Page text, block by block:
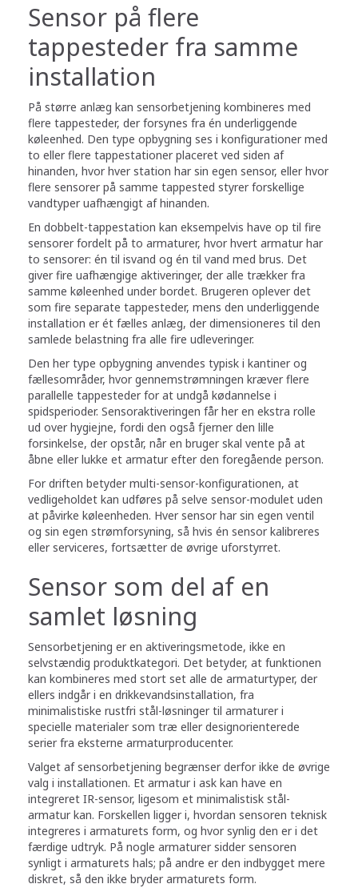
Sensor på flere
tappesteder fra samme
installation
På større anlæg kan sensorbetjening kombineres med
flere tappesteder, der forsynes fra én underliggende
køleenhed. Den type opbygning ses i konfigurationer med
to eller flere tappestationer placeret ved siden af
hinanden, hvor hver station har sin egen sensor, eller hvor
flere sensorer på samme tappested styrer forskellige
vandtyper uafhængigt af hinanden.
En dobbelt-tappestation kan eksempelvis have op til fire
sensorer fordelt på to armaturer, hvor hvert armatur har
to sensorer: én til isvand og én til vand med brus. Det
giver fire uafhængige aktiveringer, der alle trækker fra
samme køleenhed under bordet. Brugeren oplever det
som fire separate tappesteder, mens den underliggende
installation er ét fælles anlæg, der dimensioneres til den
samlede belastning fra alle fire udleveringer.
Den her type opbygning anvendes typisk i kantiner og
fællesområder, hvor gennemstrømningen kræver flere
parallelle tappesteder for at undgå kødannelse i
spidsperioder. Sensoraktiveringen får her en ekstra rolle
ud over hygiejne, fordi den også fjerner den lille
forsinkelse, der opstår, når en bruger skal vente på at
åbne eller lukke et armatur efter den foregående person.
For driften betyder multi-sensor-konfigurationen, at
vedligeholdet kan udføres på selve sensor-modulet uden
at påvirke køleenheden. Hver sensor har sin egen ventil
og sin egen strømforsyning, så hvis én sensor kalibreres
eller serviceres, fortsætter de øvrige uforstyrret.
Sensor som del af en
samlet løsning
Sensorbetjening er en aktiveringsmetode, ikke en
selvstændig produktkategori. Det betyder, at funktionen
kan kombineres med stort set alle de armaturtyper, der
ellers indgår i en drikkevandsinstallation, fra
minimalistiske rustfri stål-løsninger til armaturer i
specielle materialer som træ eller designorienterede
serier fra eksterne armaturproducenter.
Valget af sensorbetjening begrænser derfor ikke de øvrige
valg i installationen. Et armatur i ask kan have en
integreret IR-sensor, ligesom et minimalistisk stål-
armatur kan. Forskellen ligger i, hvordan sensoren teknisk
integreres i armaturets form, og hvor synlig den er i det
færdige udtryk. På nogle armaturer sidder sensoren
synligt i armaturets hals; på andre er den indbygget mere
diskret, så den ikke bryder armaturets form.